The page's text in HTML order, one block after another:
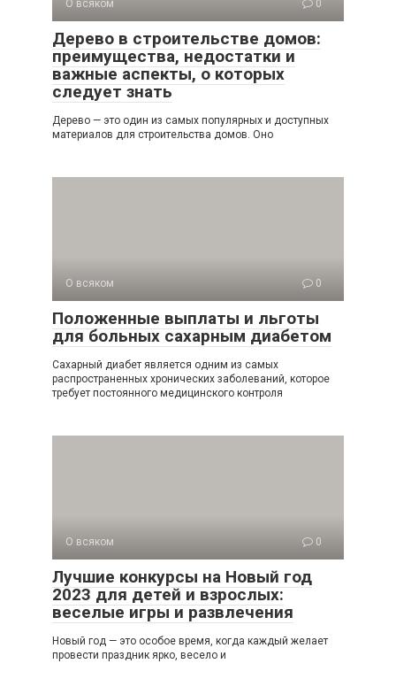
О всяком 0
Дерево в строительстве домов:
преимущества, недостатки и
важные аспекты, о которых
следует знать
Дерево — это один из самых популярных и доступных
материалов для строительства домов. Оно
О всяком 0
Положенные выплаты и льготы
для больных сахарным диабетом
Сахарный диабет является одним из самых
распространенных хронических заболеваний, которое
требует постоянного медицинского контроля
О всяком 0
Лучшие конкурсы на Новый год
2023 для детей и взрослых:
веселые игры и развлечения
Новый год — это особое время, когда каждый желает
провести праздник ярко, весело и